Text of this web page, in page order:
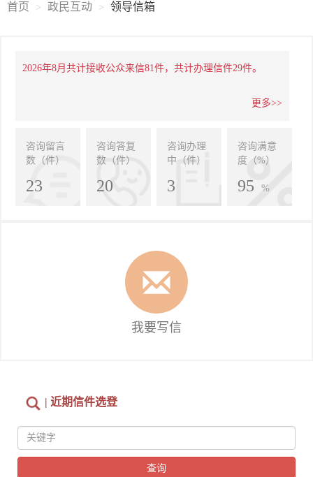
首页 政民互动 领导信箱
2026年8月共计接收公众来信81件，共计办理信件29件。
更多>>
咨询留言
数（件）
23
咨询答复
数（件）
20
咨询办理
中（件）
3
咨询满意
度（%）
95 %
我要写信
| 近期信件选登
查询